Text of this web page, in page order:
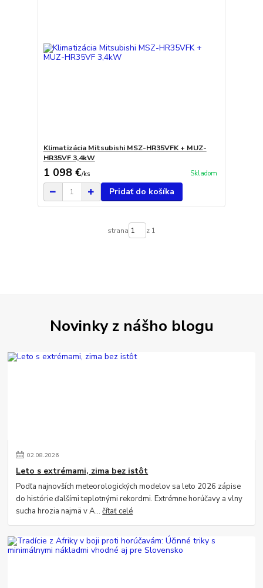
Klimatizácia Mitsubishi MSZ-HR35VFK + MUZ-
HR35VF 3,4kW
1 098 €/ks Skladom
Pridať do košíka
strana z 1
Novinky z nášho blogu
02.08.2026
Leto s extrémami, zima bez istôt
Podľa najnovších meteorologických modelov sa leto 2026 zápise
do histórie ďalšími teplotnými rekordmi. Extrémne horúčavy a vlny
sucha hrozia najmä v A...čítať celé